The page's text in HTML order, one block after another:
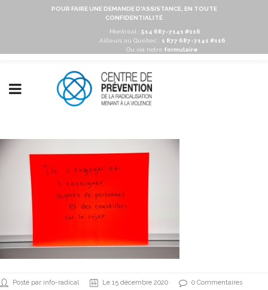
POUR FAIRE UNE DEMANDE D'ASSISTANCE, EN TOUTE
CONFIDENTIALITÉ
Montréal : 514 687-7141 #116
Ailleurs au Québec :
1 877 687-7141 #116
Ou via notre formulaire
Posté par info-radical Le 15 décembre 2020
0 Commentaires